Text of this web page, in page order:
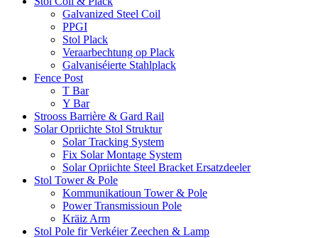
Galvanized Steel Coil
PPGI
Stol Plack
Veraarbechtung op Plack
Galvaniséierte Stahlplack
Fence Post
T Bar
Y Bar
Strooss Barrière & Gard Rail
Solar Opriichte Stol Struktur
Solar Tracking System
Fix Solar Montage System
Solar Opriichte Steel Bracket Ersatzdeeler
Stol Tower & Pole
Kommunikatioun Tower & Pole
Power Transmissioun Pole
Kräiz Arm
Stol Pole fir Verkéier Zeechen & Lamp